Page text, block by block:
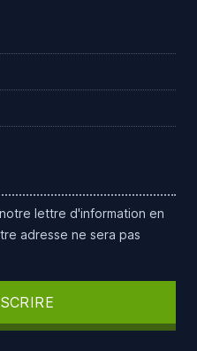
lettre d'information en
adresse ne sera pas